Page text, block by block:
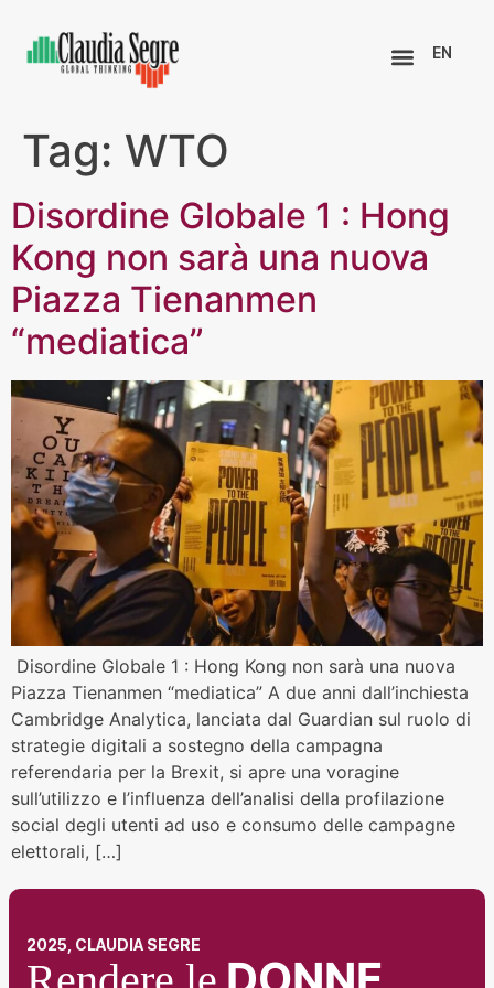
EN
Tag: WTO
Disordine Globale 1 : Hong
Kong non sarà una nuova
Piazza Tienanmen
“mediatica”
Disordine Globale 1 : Hong Kong non sarà una nuova
Piazza Tienanmen “mediatica” A due anni dall’inchiesta
Cambridge Analytica, lanciata dal Guardian sul ruolo di
strategie digitali a sostegno della campagna
referendaria per la Brexit, si apre una voragine
sull’utilizzo e l’influenza dell’analisi della profilazione
social degli utenti ad uso e consumo delle campagne
elettorali, […]
2025, CLAUDIA SEGRE